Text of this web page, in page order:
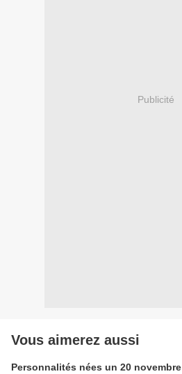
Publicité
Vous aimerez aussi
Personnalités nées un 20 novembre